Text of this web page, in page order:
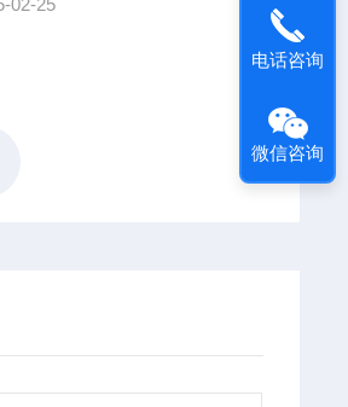
02-25
电话咨询
微信咨询